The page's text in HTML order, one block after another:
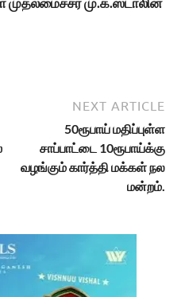
NEXT ARTICLE
50ரூபாய் மதிப்புள்ள
சாப்பாட்டை 10ரூபாய்க்கு
வழங்கும் கார்த்தி மக்கள் நல
மன்றம்.